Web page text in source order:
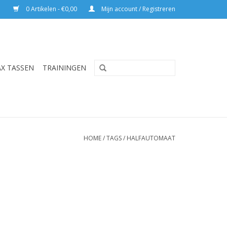
0 Artikelen - €0,00 Mijn account / Registreren
TASSEN TRAININGEN
HOME/TAGS/ HALFAUTOMAAT